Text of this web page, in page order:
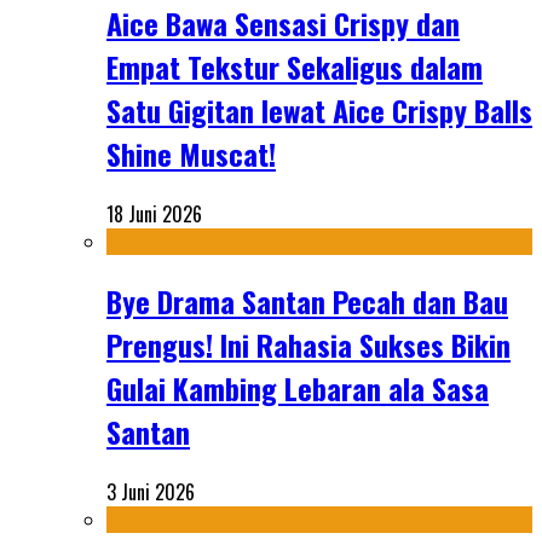
Aice Bawa Sensasi Crispy dan
Empat Tekstur Sekaligus dalam
Satu Gigitan lewat Aice Crispy Balls
Shine Muscat!
18 Juni 2026
Bye Drama Santan Pecah dan Bau
Prengus! Ini Rahasia Sukses Bikin
Gulai Kambing Lebaran ala Sasa
Santan
3 Juni 2026